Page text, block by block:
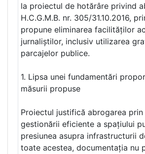
la proiectul de hotărâre privind
H.C.G.M.B. nr. 305/31.10.2016,
propune eliminarea facilităților
jurnaliștilor, inclusiv utilizarea
parcajelor publice.
1. Lipsa unei fundamentări
măsurii propuse
Proiectul justifică abrogarea prin
gestionării eficiente a spațiului
presiunea asupra infrastructurii
toate acestea, documentația nu